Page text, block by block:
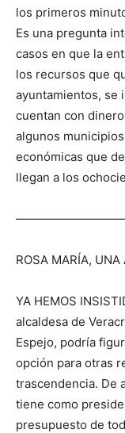
los primeros
Es una pregunta
casos en que la
los recursos que
ayuntamientos, se
cuentan con
algunos
económicas que
llegan a los
ROSA MARÍA,
YA HEMOS
alcaldesa de
Espejo, podría
opción para otras
trascendencia. De
tiene como
presupuesto de